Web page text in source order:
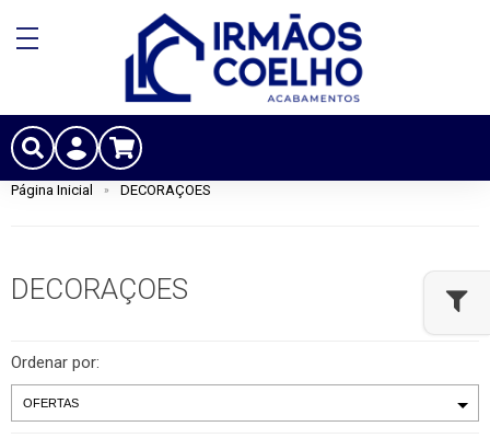
Página Inicial DECORAÇOES
DECORAÇOES
Ordenar por: